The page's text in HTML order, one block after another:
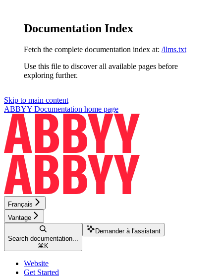
Documentation Index
Fetch the complete documentation index at: /llms.txt
Use this file to discover all available pages before
exploring further.
Skip to main content
ABBYY Documentation home page
Français
Vantage
Search documentation...
⌘ K
Demander à l'assistant
Website
Get Started